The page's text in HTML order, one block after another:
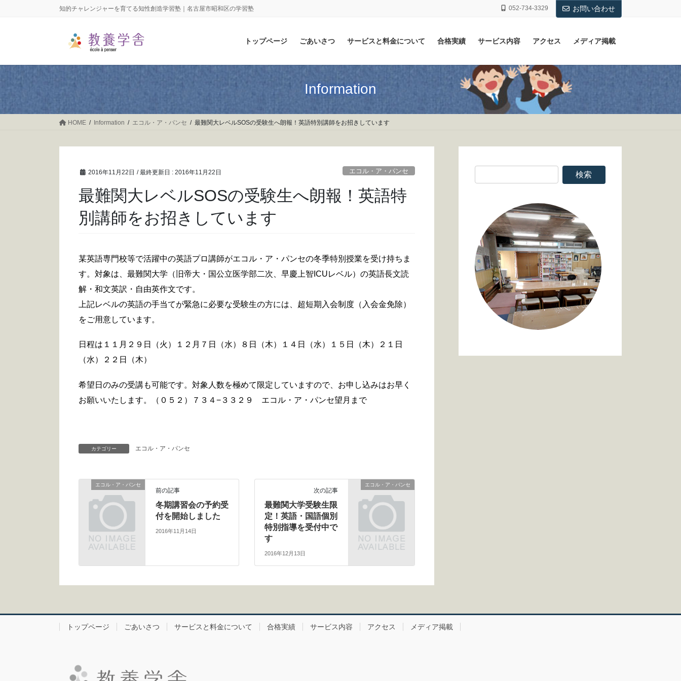
に
ョ
動
知的チャレンジャーを育てる知性創造学習塾｜名古屋市昭和区の学習塾 052-734-3329 お問い合わせ
トップページ ごあいさつ サービスと料金について 合格実績 サービス内容 アクセス メディア掲載
Information
HOME Information エコル・ア・パンセ 最難関大レベルSOSの受験生へ朗報！英語特別講師をお招きしています
2016年11月22日 / 最終更新日 :2016年11月22日 エコル・ア・パンセ
最難関大レベルSOSの受験生へ朗報！英語特
別講師をお招きしています
某英語専門校等で活躍中の英語プロ講師がエコル・ア・パンセの冬季特別授業を受け持ちま
す。対象は、最難関大学（旧帝大・国公立医学部二次、早慶上智ICUレベル）の英語長文読
解・和文英訳・自由英作文です。
上記レベルの英語の手当てが緊急に必要な受験生の方には、超短期入会制度（入会金免除）
をご用意しています。
日程は１１月２９日（火）１２月７日（水）８日（木）１４日（水）１５日（木）２１日
（水）２２日（木）
希望日のみの受講も可能です。対象人数を極めて限定していますので、お申し込みはお早く
お願いいたします。（０５２）７３４−３３２９ エコル・ア・パンセ望月まで
カテゴリー エコル・ア・パンセ
エコル・ア・パンセ
前の記事
冬期講習会の予約受
付を開始しました
2016年11月14日
エコル・ア・パンセ
次の記事
最難関大学受験生限
定！英語・国語個別
特別指導を受付中で
す
2016年12月13日
トップページ ごあいさつ サービスと料金について 合格実績 サービス内容 アクセス メディア掲載